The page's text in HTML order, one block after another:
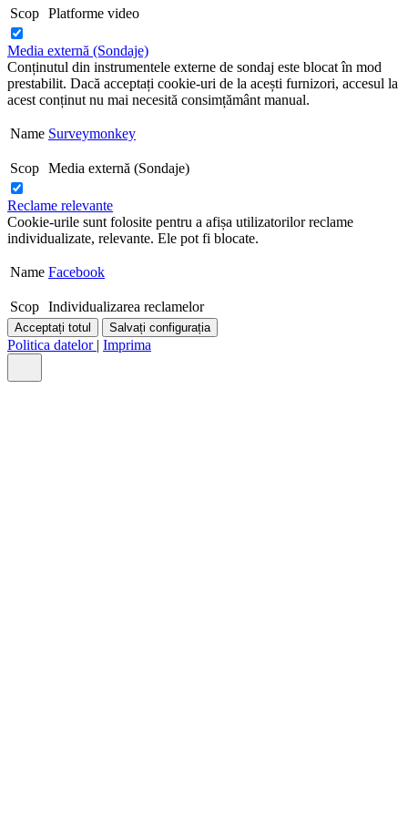
Scop Platforme video
Media externă (Sondaje)
Conținutul din instrumentele externe de sondaj este blocat în mod
prestabilit. Dacă acceptați cookie-uri de la acești furnizori, accesul la
acest conținut nu mai necesită consimțământ manual.
Name Surveymonkey
Scop Media externă (Sondaje)
Reclame relevante
Cookie-urile sunt folosite pentru a afișa utilizatorilor reclame
individualizate, relevante. Ele pot fi blocate.
Name Facebook
Scop Individualizarea reclamelor
Acceptați totul Salvați configurația
Politica datelor | Imprima